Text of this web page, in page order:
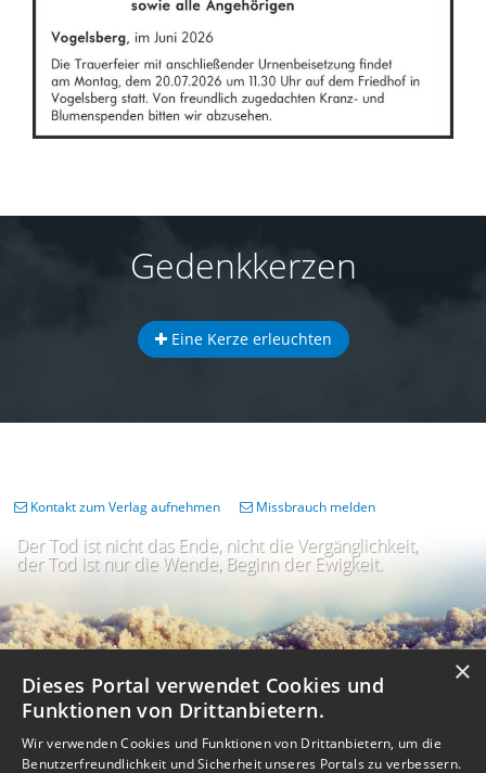
Gedenkkerzen
Eine Kerze erleuchten
Der Tod ist nicht das Ende, nicht die Vergänglichkeit,
der Tod ist nur die Wende, Beginn der Ewigkeit.
Kontakt zum Verlag aufnehmen Missbrauch melden
×
Dieses Portal verwendet Cookies und
Funktionen von Drittanbietern.
Wir verwenden Cookies und Funktionen von Drittanbietern, um die
Benutzerfreundlichkeit und Sicherheit unseres Portals zu verbessern.